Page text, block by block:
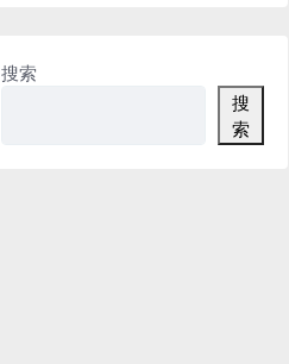
搜索
搜
索